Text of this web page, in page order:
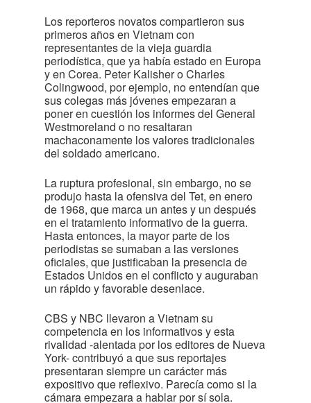
Los reporteros novatos compartieron sus
primeros años en Vietnam con
representantes de la vieja guardia
periodística, que ya había estado en Europa
y en Corea. Peter Kalisher o Charles
Colingwood, por ejemplo, no entendían que
sus colegas más jóvenes empezaran a
poner en cuestión los informes del General
Westmoreland o no resaltaran
machaconamente los valores tradicionales
del soldado americano.
La ruptura profesional, sin embargo, no se
produjo hasta la ofensiva del Tet, en enero
de 1968, que marca un antes y un después
en el tratamiento informativo de la guerra.
Hasta entonces, la mayor parte de los
periodistas se sumaban a las versiones
oficiales, que justificaban la presencia de
Estados Unidos en el conflicto y auguraban
un rápido y favorable desenlace.
CBS y NBC llevaron a Vietnam su
competencia en los informativos y esta
rivalidad -alentada por los editores de Nueva
York- contribuyó a que sus reportajes
presentaran siempre un carácter más
expositivo que reflexivo. Parecía como si la
cámara empezara a hablar por sí sola.